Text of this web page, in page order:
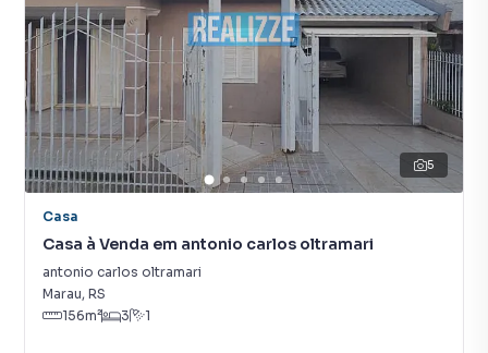
5
Casa
Casa à Venda em antonio carlos oltramari
antonio carlos oltramari
Marau, RS
156m² 3 1